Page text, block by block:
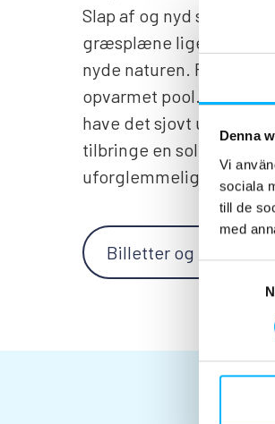
Denna
Vi
sociala
till de
med
Slap af og nyd
græsplæne lige ved
nyde naturen. For de
opvarmet pool. Her kan
have det sjovt under
tilbringe en solrig
uforglemmelige minder.
Billetter og priser